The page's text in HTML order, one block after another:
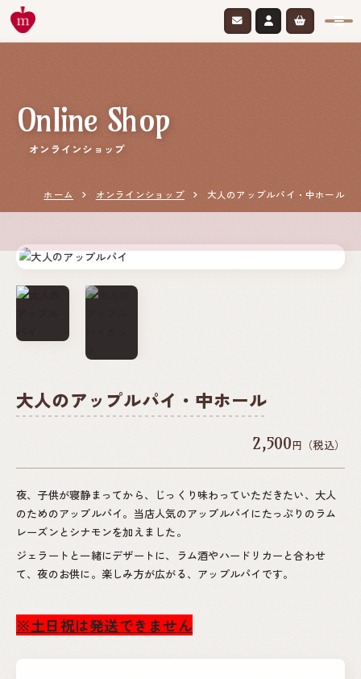
Online Shop
オンラインショップ
ホーム オンラインショップ 大人のアップルパイ・中ホール
大人のアップルパイ・中ホール
2,500円（税込）
夜、子供が寝静まってから、じっくり味わっていただきたい、大人
のためのアップルパイ。当店人気のアップルパイにたっぷりのラム
レーズンとシナモンを加えました。
ジェラートと一緒にデザートに、ラム酒やハードリカーと合わせ
て、夜のお供に。楽しみ方が広がる、アップルパイです。
※土日祝は発送できません